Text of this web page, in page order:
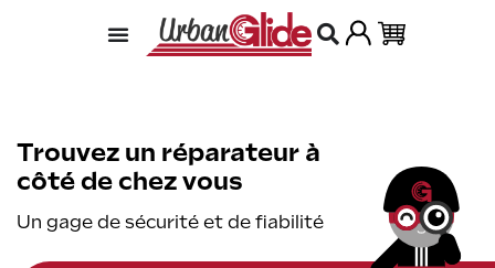
Trouvez un réparateur à
côté de chez vous
Un gage de sécurité et de fiabilité